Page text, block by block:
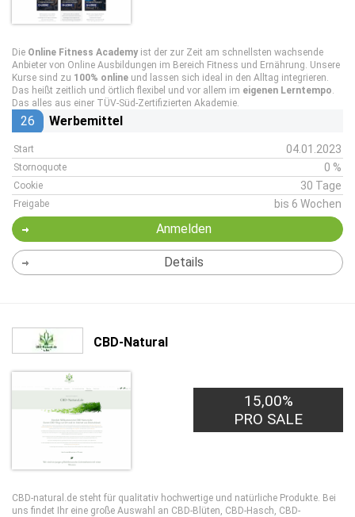
Die Online Fitness Academy ist der zur Zeit am schnellsten wachsende
Anbieter von Online Ausbildungen im Bereich Fitness und Ernährung. Unsere
Kurse sind zu 100% online und lassen sich ideal in den Alltag integrieren.
Das heißt zeitlich und örtlich flexibel und vor allem im eigenen Lerntempo.
Das alles aus einer TÜV-Süd-Zertifizierten Akademie.
26 Werbemittel
Start 04.01.2023
Stornoquote 0 %
Cookie 30 Tage
Freigabe bis 6 Wochen
Anmelden
Details
CBD-Natural
15,00%
PRO SALE
CBD-natural.de steht für qualitativ hochwertige und natürliche Produkte. Bei
uns findet Ihr eine große Auswahl an CBD-Blüten, CBD-Hasch, CBD-